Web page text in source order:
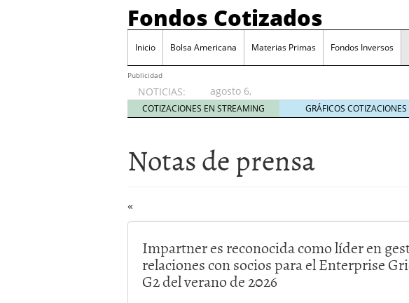
Fondos Cotizados
Inicio Bolsa Americana Materias Primas Fondos Inversos
Publicidad
NOTICIAS:
agosto 6,
2026
COTIZACIONES EN STREAMING GRÁFICOS COTIZACIONES
Notas de prensa
«
Impartner es reconocida como líder en
relaciones con socios para el Enterprise
G2 del verano de 2026